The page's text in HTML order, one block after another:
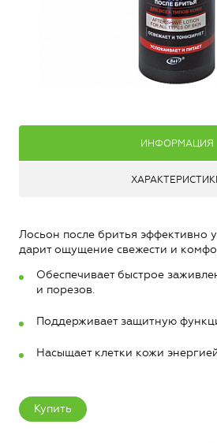
ИНФОРМАЦИЯ
Лосьон после бритья эффективно
дарит ощущение свежести и
Обеспечивает быстрое
и порезов.
Поддерживает защитную
Насыщает клетки кожи
Купить